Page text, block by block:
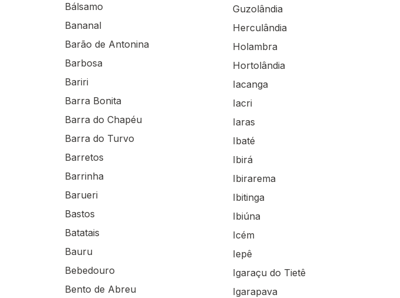
Bálsamo
Bananal
Barão de Antonina
Barbosa
Bariri
Barra Bonita
Barra do Chapéu
Barra do Turvo
Barretos
Barrinha
Barueri
Bastos
Batatais
Bauru
Bebedouro
Bento de Abreu
Guzolândia
Herculândia
Holambra
Hortolândia
Iacanga
Iacri
Iaras
Ibaté
Ibirá
Ibirarema
Ibitinga
Ibiúna
Icém
Iepê
Igaraçu do Tietê
Igarapava